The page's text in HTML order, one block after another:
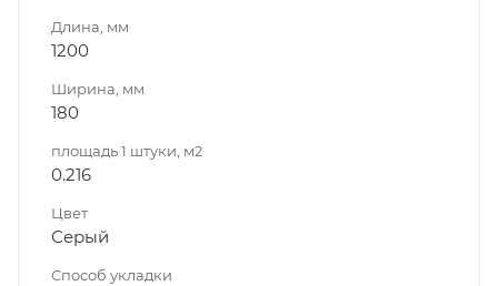
Длина, мм
1200
Ширина, мм
180
площадь 1 штуки, м2
0.216
Цвет
Серый
Способ укладки